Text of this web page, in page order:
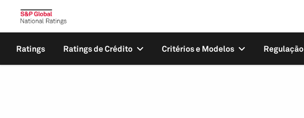
Ratings Ratings de Crédito Critérios e Modelos Regulação